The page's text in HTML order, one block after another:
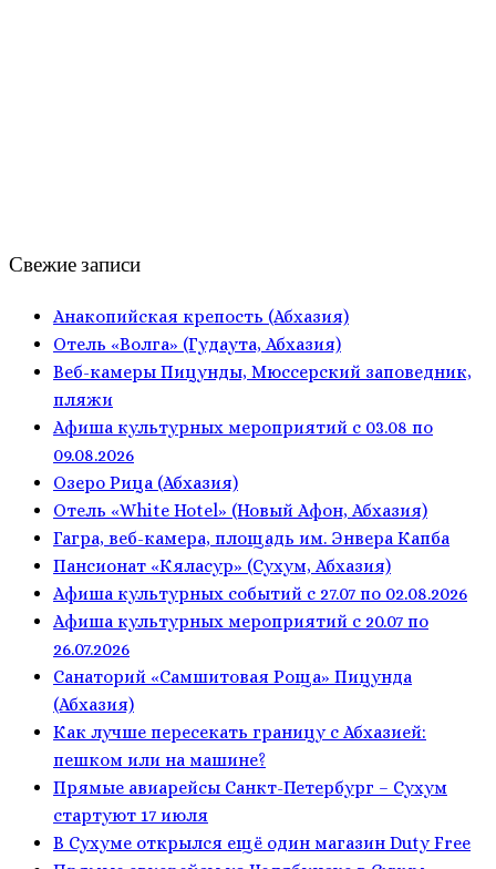
Свежие записи
Анакопийская крепость (Абхазия)
Отель «Волга» (Гудаута, Абхазия)
Веб-камеры Пицунды, Мюссерский заповедник,
пляжи
Афиша культурных мероприятий с 03.08 по
09.08.2026
Озеро Рица (Абхазия)
Отель «White Hotel» (Новый Афон, Абхазия)
Гагра, веб-камера, площадь им. Энвера Капба
Пансионат «Кяласур» (Сухум, Абхазия)
Афиша культурных событий с 27.07 по 02.08.2026
Афиша культурных мероприятий с 20.07 по
26.07.2026
Санаторий «Самшитовая Роща» Пицунда
(Абхазия)
Как лучше пересекать границу с Абхазией:
пешком или на машине?
Прямые авиарейсы Санкт-Петербург – Сухум
стартуют 17 июля
В Сухуме открылся ещё один магазин Duty Free